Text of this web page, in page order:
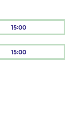
15:00
15:00